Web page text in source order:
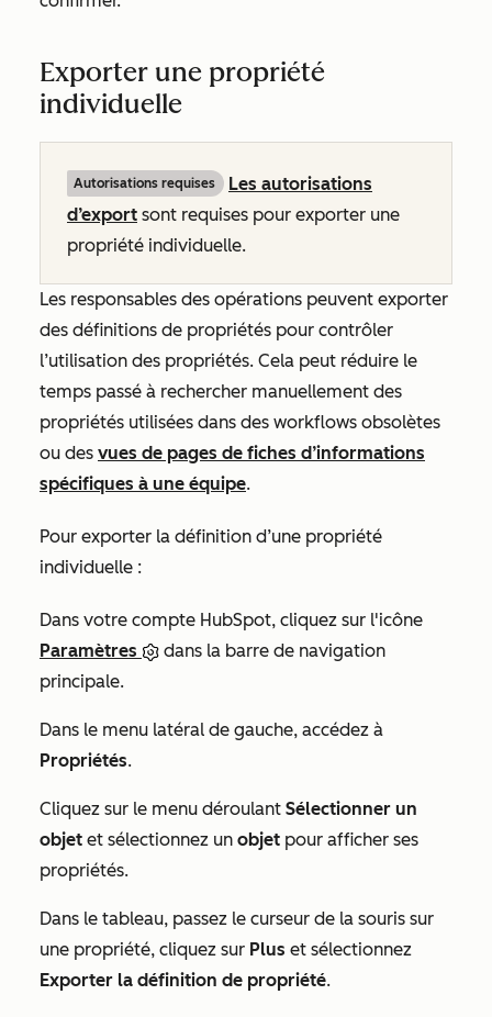
Exporter une propriété
individuelle
Autorisations requises
Les autorisations
d’export sont requises pour exporter une
propriété individuelle.
Les responsables des opérations peuvent exporter
des définitions de propriétés pour contrôler
l’utilisation des propriétés. Cela peut réduire le
temps passé à rechercher manuellement des
propriétés utilisées dans des workflows obsolètes
ou des vues de pages de fiches d’informations
spécifiques à une équipe.
Pour exporter la définition d’une propriété
individuelle :
Dans votre compte HubSpot, cliquez sur l'icône
Paramètres
dans la barre de navigation
principale.
Dans le menu latéral de gauche, accédez à
Propriétés.
Cliquez sur le menu déroulant Sélectionner un
objet et sélectionnez un objet pour afficher ses
propriétés.
Dans le tableau, passez le curseur de la souris sur
une propriété, cliquez sur Plus et sélectionnez
Exporter la définition de propriété.